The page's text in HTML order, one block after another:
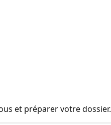
et préparer votre dossier.